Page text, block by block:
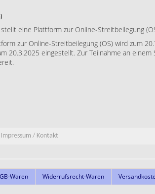
eine Plattform zur Online-Streitbeilegung
zur Online-Streitbeilegung (OS) wird zum
20.3.2025 eingestellt. Zur Teilnahme an
Impressum / Kontakt
Waren Widerrufsrecht-Waren